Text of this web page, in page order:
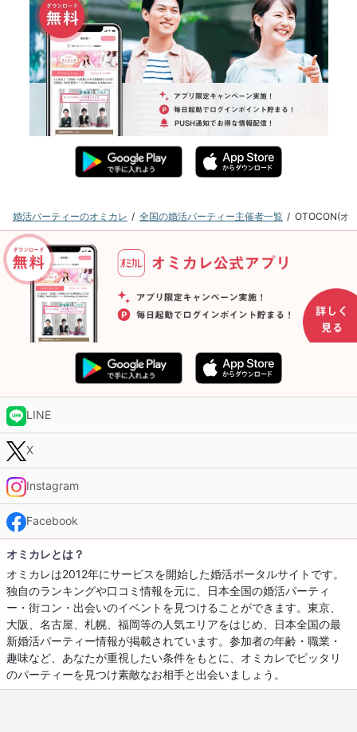
婚活パーティーのオミカレ 全国の婚活パーティー主催者一覧 OTOCON(オ
LINE
X
Instagram
Facebook
オミカレとは？
オミカレは2012年にサービスを開始した婚活ポータルサイトです。
独自のランキングや口コミ情報を元に、日本全国の婚活パーティ
ー・街コン・出会いのイベントを見つけることができます。東京、
大阪、名古屋、札幌、福岡等の人気エリアをはじめ、日本全国の最
新婚活パーティー情報が掲載されています。参加者の年齢・職業・
趣味など、あなたが重視したい条件をもとに、オミカレでピッタリ
のパーティーを見つけ素敵なお相手と出会いましょう。